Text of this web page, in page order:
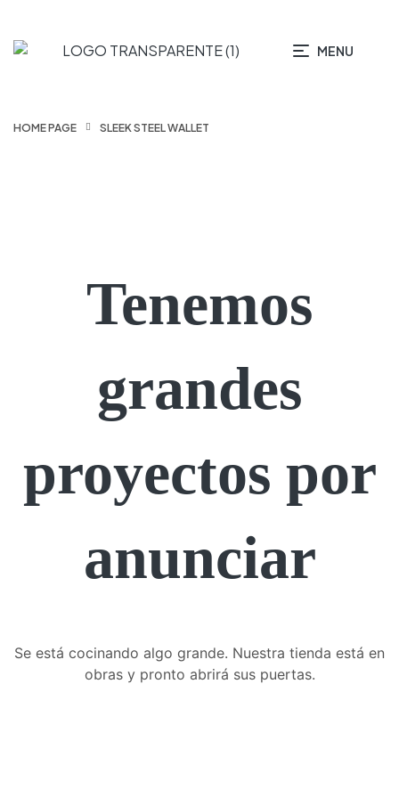
MENU
HOME PAGE SLEEK STEEL WALLET
Tenemos
grandes
proyectos por
anunciar
Se está cocinando algo grande. Nuestra tienda está en
obras y pronto abrirá sus puertas.